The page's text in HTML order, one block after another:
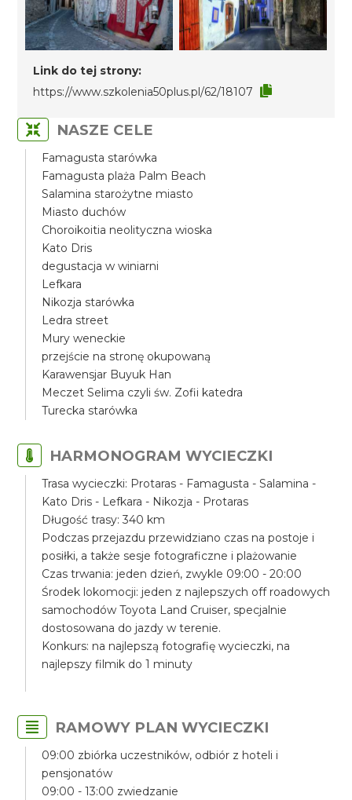
Link do tej strony:
https://www.szkolenia50plus.pl/62/18107
NASZE CELE
Famagusta starówka
Famagusta plaża Palm Beach
Salamina starożytne miasto
Miasto duchów
Choroikoitia neolityczna wioska
Kato Dris
degustacja w winiarni
Lefkara
Nikozja starówka
Ledra street
Mury weneckie
przejście na stronę okupowaną
Karawensjar Buyuk Han
Meczet Selima czyli św. Zofii katedra
Turecka starówka
HARMONOGRAM WYCIECZKI
Trasa wycieczki: Protaras - Famagusta - Salamina -
Kato Dris - Lefkara - Nikozja - Protaras
Długość trasy: 340 km
Podczas przejazdu przewidziano czas na postoje i
posiłki, a także sesje fotograficzne i plażowanie
Czas trwania: jeden dzień, zwykle 09:00 - 20:00
Środek lokomocji: jeden z najlepszych off roadowych
samochodów Toyota Land Cruiser, specjalnie
dostosowana do jazdy w terenie.
Konkurs: na najlepszą fotografię wycieczki, na
najlepszy filmik do 1 minuty
RAMOWY PLAN WYCIECZKI
09:00 zbiórka uczestników, odbiór z hoteli i
pensjonatów
09:00 - 13:00 zwiedzanie